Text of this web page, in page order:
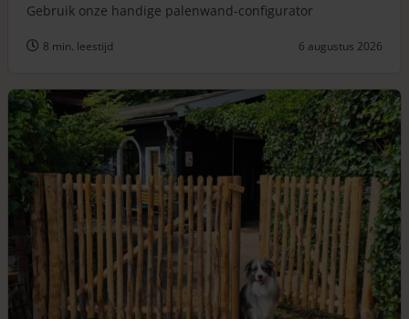
Gebruik onze handige palenwand-configurator
8 min. leestijd 6 augustus 2026